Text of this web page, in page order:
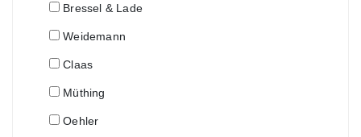
Bressel & Lade
Weidemann
Claas
Müthing
Oehler